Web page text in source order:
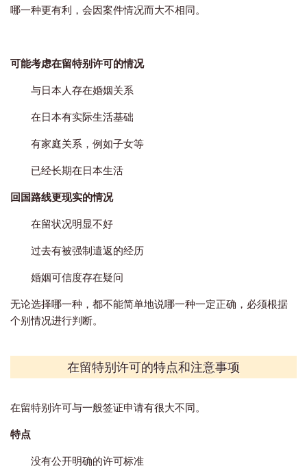
哪一种更有利，会因案件情况而大不相同。
可能考虑在留特别许可的情况
与日本人存在婚姻关系
在日本有实际生活基础
有家庭关系，例如子女等
已经长期在日本生活
回国路线更现实的情况
在留状况明显不好
过去有被强制遣返的经历
婚姻可信度存在疑问
无论选择哪一种，都不能简单地说哪一种一定正确，必须根据
个别情况进行判断。
在留特别许可的特点和注意事项
在留特别许可与一般签证申请有很大不同。
特点
没有公开明确的许可标准